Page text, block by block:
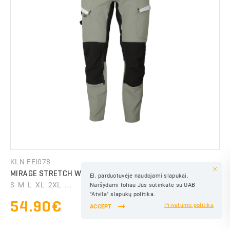
KLN-FEI078
MIRAGE STRETCH WORK TROUSERS
S M L XL 2XL ...
54.90€
El. parduotuvėje naudojami slapukai.
Naršydami toliau Jūs sutinkate su UAB
"Atvila" slapukų politika.
ACCEPT
Privatumo politika
SAVE
SAVE